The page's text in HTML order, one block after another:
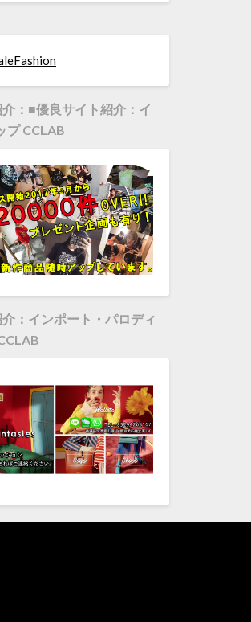
：■優良サイト紹介：イ
プ CCLAB
：インポート・パロディ